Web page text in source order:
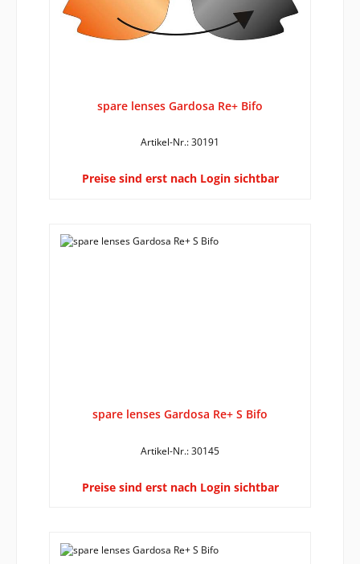
spare lenses Gardosa Re+ Bifo
Artikel-Nr.: 30191
Preise sind erst nach Login sichtbar
spare lenses Gardosa Re+ S Bifo
Artikel-Nr.: 30145
Preise sind erst nach Login sichtbar